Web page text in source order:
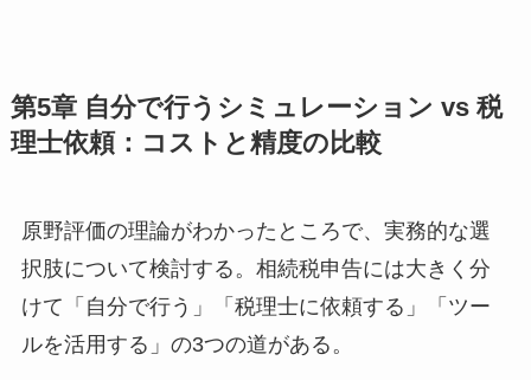
第5章 自分で行うシミュレーション vs 税
理士依頼：コストと精度の比較
原野評価の理論がわかったところで、実務的な選
択肢について検討する。相続税申告には大きく分
けて「自分で行う」「税理士に依頼する」「ツー
ルを活用する」の3つの道がある。